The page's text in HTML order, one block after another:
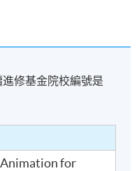
修基金院校編號是
for